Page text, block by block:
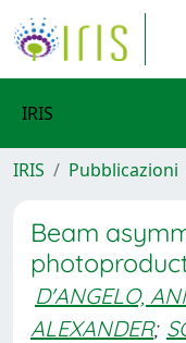
IRIS
IRIS Pubblicazioni
Beam
D'ANGELO,
ALEXANDER;